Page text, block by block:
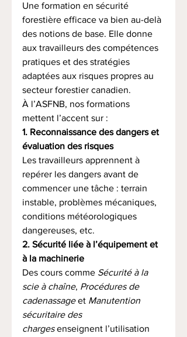
Une formation en sécurité
forestière efficace va bien au-delà
des notions de base. Elle donne
aux travailleurs des compétences
pratiques et des stratégies
adaptées aux risques propres au
secteur forestier canadien.
À l’ASFNB, nos formations
mettent l’accent sur :
1. Reconnaissance des dangers et
évaluation des risques
Les travailleurs apprennent à
repérer les dangers avant de
commencer une tâche : terrain
instable, problèmes mécaniques,
conditions météorologiques
dangereuses, etc.
2. Sécurité liée à l’équipement et
à la machinerie
Des cours comme Sécurité à la
scie à chaîne, Procédures de
cadenassage et Manutention
sécuritaire des
charges enseignent l’utilisation